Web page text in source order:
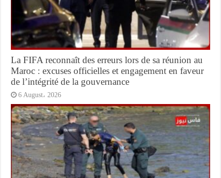
La FIFA reconnaît des erreurs lors de sa réunion au
Maroc : excuses officielles et engagement en faveur
de l’intégrité de la gouvernance
6 August، 2026